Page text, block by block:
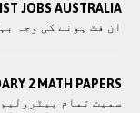
JOBS AUSTRALIA
ان فٹ ہونے کی وجہ
2 MATH PAPERS